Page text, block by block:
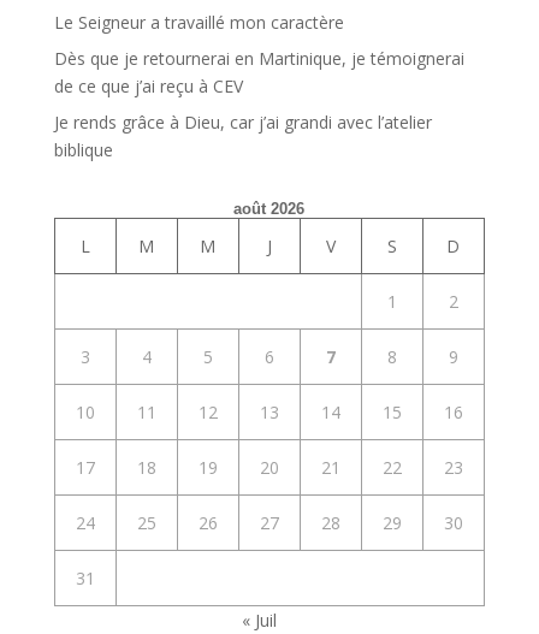
Le Seigneur a travaillé mon caractère
Dès que je retournerai en Martinique, je témoignerai
de ce que j’ai reçu à CEV
Je rends grâce à Dieu, car j’ai grandi avec l’atelier
biblique
août 2026
L M M J V S D
1 2
3 4 5 6 7 8 9
10 11 12 13 14 15 16
17 18 19 20 21 22 23
24 25 26 27 28 29 30
31
« Juil